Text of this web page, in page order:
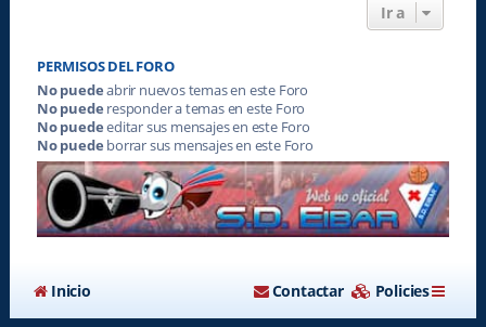
Ir a
PERMISOS DEL FORO
No puedeabrir nuevos temas en este Foro
No puede responder a temas en este Foro
No puedeeditar sus mensajes en este Foro
No puede borrar sus mensajes en este Foro
Inicio Policies
Contactar